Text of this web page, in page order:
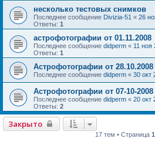
несколько тестовых снимков
Последнее сообщение Divizia-51 « 26
Ответы: 1
астрофотографии от 01.11.2008
Последнее сообщение didperm « 11 ноя
Ответы: 1
Астрофотографии от 28.10.2008
Последнее сообщение didperm « 30 окт
Астрофотографии от 07-10-2008
Последнее сообщение didperm « 20 окт
Ответы: 2
Закрыто
17 тем • Страница 1